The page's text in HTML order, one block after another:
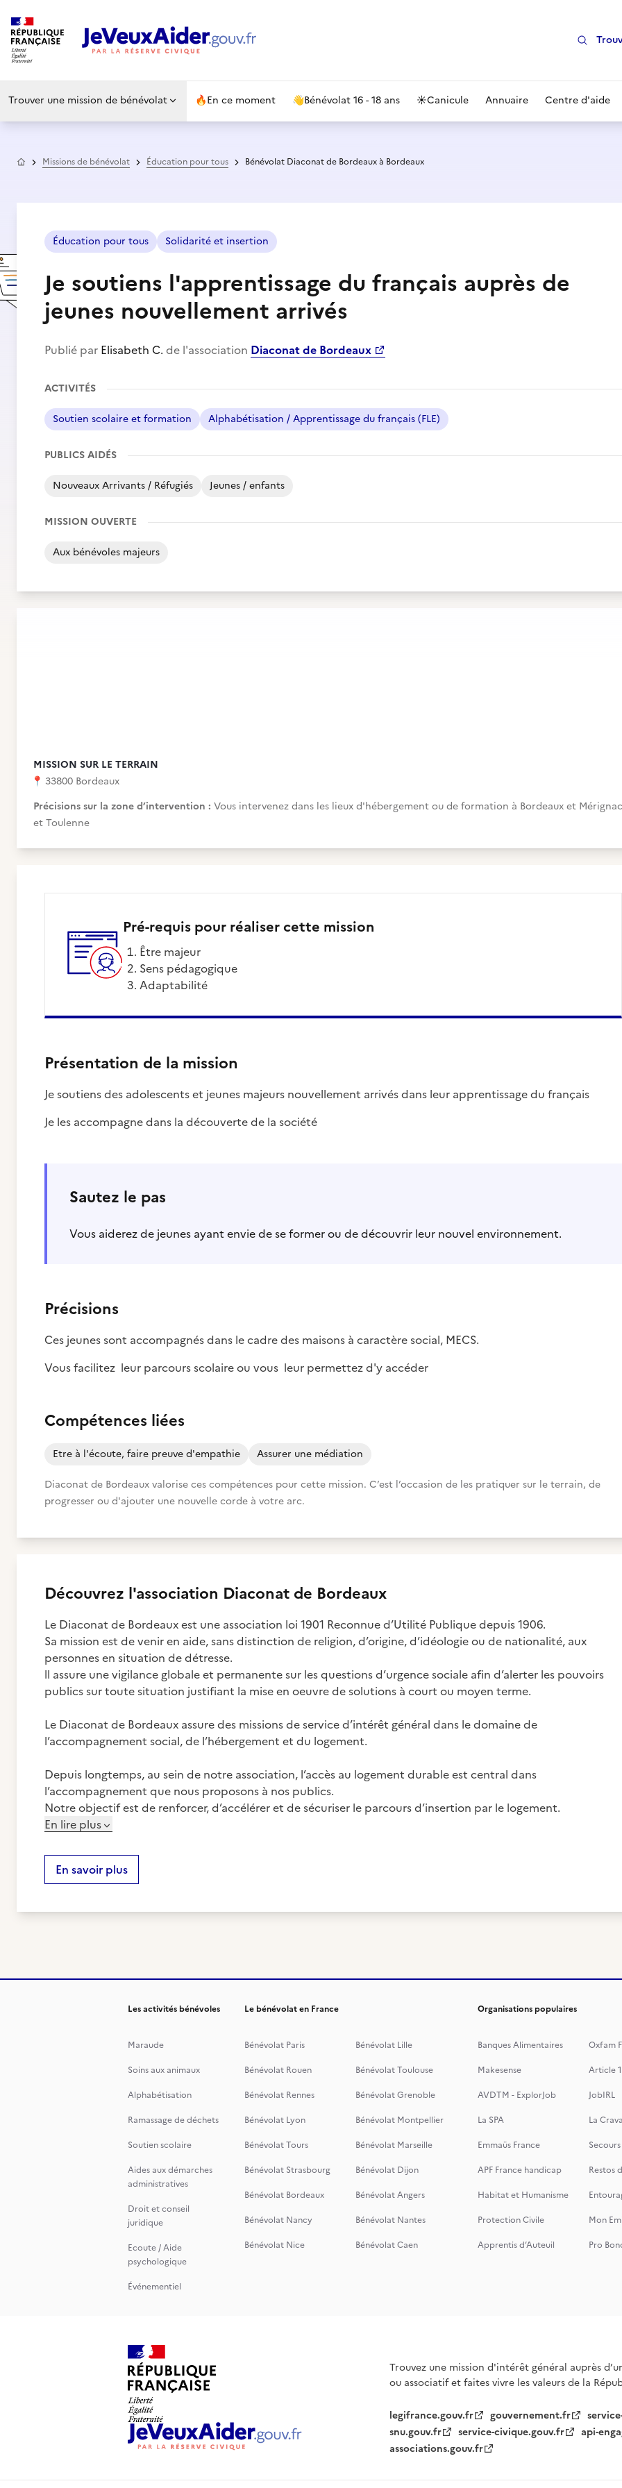
Trouver une mission de bénévolat 🔥En ce moment 👋Bénévolat 16 - 18 ans ☀️Canicule Annuaire Centre d'aide
AccueilMissions de bénévolat Éducation pour tous Bénévolat Diaconat de Bordeaux à Bordeaux
Éducation pour tous Solidarité et insertion
Je soutiens l'apprentissage du français auprès de
jeunes nouvellement arrivés
Publié par Elisabeth C. de l'association Diaconat de Bordeaux
ACTIVITÉS
Soutien scolaire et formation Alphabétisation / Apprentissage du français (FLE)
PUBLICS AIDÉS
Nouveaux Arrivants / Réfugiés Jeunes / enfants
MISSION OUVERTE
Aux bénévoles majeurs
MISSION SUR LE TERRAIN
📍 33800 Bordeaux
Précisions sur la zone d’intervention : Vous intervenez dans les lieux d'hébergement ou de formation à Bordeaux et Mérignac
et Toulenne
Pré-requis pour réaliser cette mission
être majeur
sens pédagogique
adaptabilité
Présentation de la mission
Je soutiens des adolescents et jeunes majeurs nouvellement arrivés dans leur apprentissage du français
Je les accompagne dans la découverte de la société
Sautez le pas
Vous aiderez de jeunes ayant envie de se former ou de découvrir leur nouvel environnement.
Précisions
Ces jeunes sont accompagnés dans le cadre des maisons à caractère social, MECS.
Vous facilitez leur parcours scolaire ou vous leur permettez d'y accéder
Compétences liées
Etre à l'écoute, faire preuve d'empathie Assurer une médiation
Diaconat de Bordeaux valorise ces compétences pour cette mission. C’est l’occasion de les pratiquer sur le terrain, de
progresser ou d'ajouter une nouvelle corde à votre arc.
Découvrez l'association Diaconat de Bordeaux
Le Diaconat de Bordeaux est une association loi 1901 Reconnue d’Utilité Publique depuis 1906.
Sa mission est de venir en aide, sans distinction de religion, d’origine, d’idéologie ou de nationalité, aux
personnes en situation de détresse.
ll assure une vigilance globale et permanente sur les questions d’urgence sociale afin d’alerter les pouvoirs
publics sur toute situation justifiant la mise en oeuvre de solutions à court ou moyen terme.
Le Diaconat de Bordeaux assure des missions de service d’intérêt général dans le domaine de
l’accompagnement social, de l’hébergement et du logement.
Depuis longtemps, au sein de notre association, l’accès au logement durable est central dans
l’accompagnement que nous proposons à nos publics.
Notre objectif est de renforcer, d’accélérer et de sécuriser le parcours d’insertion par le logement.
En lire plus
En savoir plus
Les activités bénévoles
Maraude
Soins aux animaux
Alphabétisation
Ramassage de déchets
Soutien scolaire
Aides aux démarches
administratives
Droit et conseil
juridique
Ecoute / Aide
psychologique
Événementiel
Le bénévolat en France
Bénévolat Paris
Bénévolat Lille
Bénévolat Rouen
Bénévolat Toulouse
Bénévolat Rennes
Bénévolat Grenoble
Bénévolat Lyon
Bénévolat Montpellier
Bénévolat Tours
Bénévolat Marseille
Bénévolat Strasbourg
Bénévolat Dijon
Bénévolat Bordeaux
Bénévolat Angers
Bénévolat Nancy
Bénévolat Nantes
Bénévolat Nice
Bénévolat Caen
Organisations populaires
Banques Alimentaires
Oxfam
Makesense
Article 1
AVDTM - ExplorJob
JobIRL
La SPA
La
Emmaüs France
APF France handicap
Restos
Habitat et Humanisme
Protection Civile
Mon
Apprentis d’Auteuil
Pro
Trouvez une mission d'intérêt général auprès
ou associatif et faites vivre les valeurs de la
legifrance.gouv.fr gouvernement.fr
snu.gouv.fr
service-civique.gouv.fr
api-
associations.gouv.fr